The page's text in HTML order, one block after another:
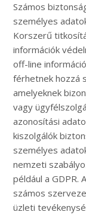
Számos
személyes
Korszerű
információk
off-line
férhetnek hozzá
amelyeknek
vagy
azonosítási
kiszolgálók
személyes
nemzeti
például a
számos
üzleti